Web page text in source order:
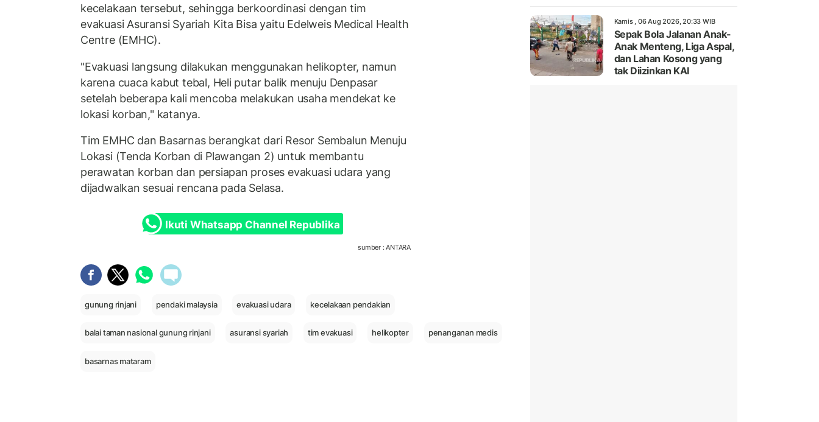
kecelakaan tersebut, sehingga berkoordinasi dengan tim
evakuasi Asuransi Syariah Kita Bisa yaitu Edelweis Medical Health
Centre (EMHC).
"Evakuasi langsung dilakukan menggunakan helikopter, namun
karena cuaca kabut tebal, Heli putar balik menuju Denpasar
setelah beberapa kali mencoba melakukan usaha mendekat ke
lokasi korban," katanya.
Tim EMHC dan Basarnas berangkat dari Resor Sembalun Menuju
Lokasi (Tenda Korban di Plawangan 2) untuk membantu
perawatan korban dan persiapan proses evakuasi udara yang
dijadwalkan sesuai rencana pada Selasa.
Ikuti Whatsapp Channel Republika
sumber : ANTARA
gunung rinjani pendaki malaysia evakuasi udara kecelakaan pendakian
balai taman nasional gunung rinjani asuransi syariah tim evakuasi helikopter penanganan medis
basarnas mataram
Kamis , 06 Aug 2026, 20:33 WIB
Sepak Bola Jalanan Anak-
Anak Menteng, Liga Aspal,
dan Lahan Kosong yang
tak Diizinkan KAI